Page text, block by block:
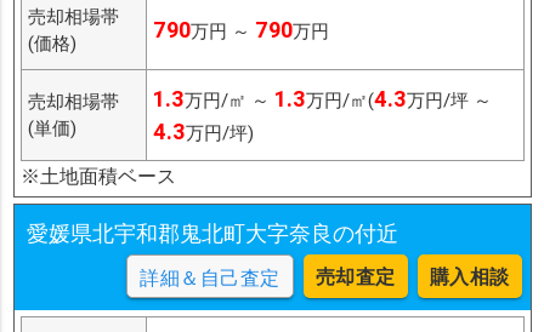
売却相場帯
(価格)
790万円 ～ 790万円
売却相場帯
(単価)
1.3万円/㎡ ～ 1.3万円/㎡(4.3万円/坪 ～
4.3万円/坪)
※土地面積ベース
愛媛県北宇和郡鬼北町大字奈良の付近
詳細＆自己査定 売却査定 購入相談